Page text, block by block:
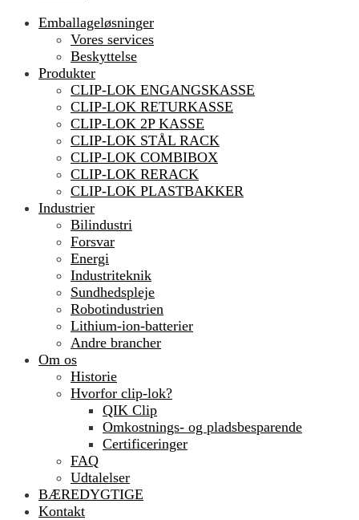
Emballageløsninger
Vores services
Beskyttelse
Produkter
CLIP-LOK ENGANGSKASSE
CLIP-LOK RETURKASSE
CLIP-LOK 2P KASSE
CLIP-LOK STÅL RACK
CLIP-LOK COMBIBOX
CLIP-LOK RERACK
CLIP-LOK PLASTBAKKER
Industrier
Bilindustri
Forsvar
Energi
Industriteknik
Sundhedspleje
Robotindustrien
Lithium-ion-batterier
Andre brancher
Om os
Historie
Hvorfor clip-lok?
QIK Clip
Omkostnings- og pladsbesparende
Certificeringer
FAQ
Udtalelser
BÆREDYGTIGE
Kontakt